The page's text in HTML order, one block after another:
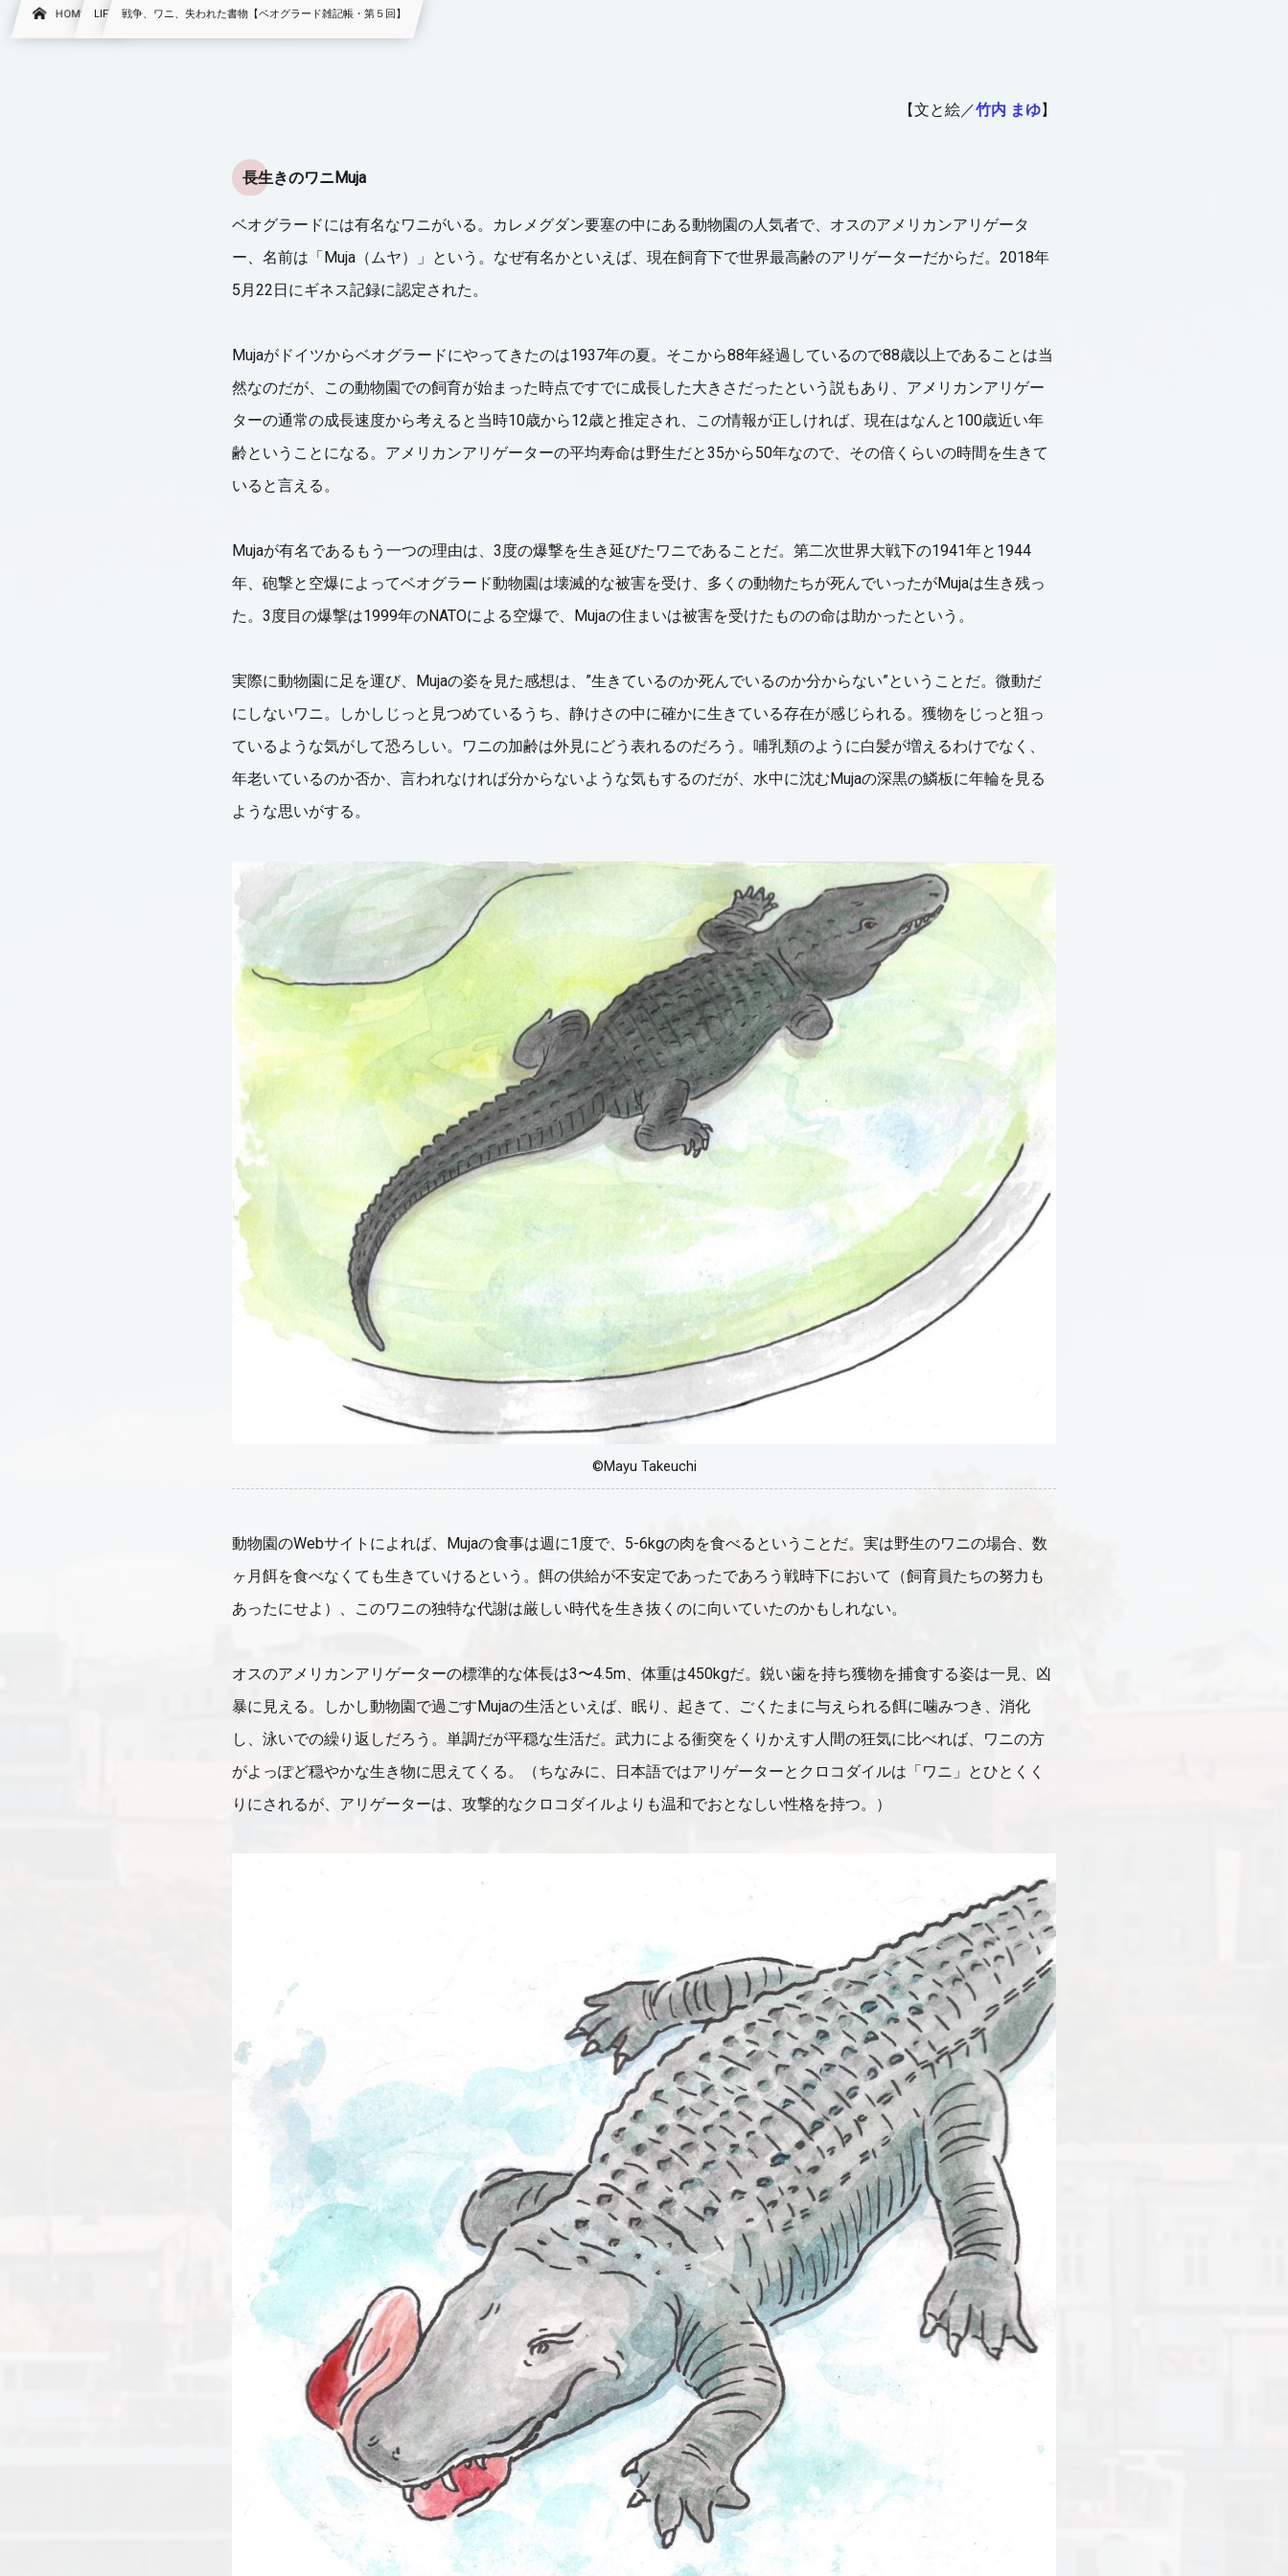
HOME LIFE 戦争、ワニ、失われた書物【ベオグラード雑記帳・第５回】
【文と絵／竹内 まゆ】
長生きのワニMuja
ベオグラードには有名なワニがいる。カレメグダン要塞の中にある動物園の人気者で、オスのアメリカンアリゲータ
ー、名前は「Muja（ムヤ）」という。なぜ有名かといえば、現在飼育下で世界最高齢のアリゲーターだからだ。2018年
5月22日にギネス記録に認定された。
Mujaがドイツからベオグラードにやってきたのは1937年の夏。そこから88年経過しているので88歳以上であることは当
然なのだが、この動物園での飼育が始まった時点ですでに成長した大きさだったという説もあり、アメリカンアリゲー
ターの通常の成長速度から考えると当時10歳から12歳と推定され、この情報が正しければ、現在はなんと100歳近い年
齢ということになる。アメリカンアリゲーターの平均寿命は野生だと35から50年なので、その倍くらいの時間を生きて
いると言える。
Mujaが有名であるもう一つの理由は、3度の爆撃を生き延びたワニであることだ。第二次世界大戦下の1941年と1944
年、砲撃と空爆によってベオグラード動物園は壊滅的な被害を受け、多くの動物たちが死んでいったがMujaは生き残っ
た。3度目の爆撃は1999年のNATOによる空爆で、Mujaの住まいは被害を受けたものの命は助かったという。
実際に動物園に足を運び、Mujaの姿を見た感想は、”生きているのか死んでいるのか分からない”ということだ。微動だ
にしないワニ。しかしじっと見つめているうち、静けさの中に確かに生きている存在が感じられる。獲物をじっと狙っ
ているような気がして恐ろしい。ワニの加齢は外見にどう表れるのだろう。哺乳類のように白髪が増えるわけでなく、
年老いているのか否か、言われなければ分からないような気もするのだが、水中に沈むMujaの深黒の鱗板に年輪を見る
ような思いがする。
©Mayu Takeuchi
動物園のWebサイトによれば、Mujaの食事は週に1度で、5-6kgの肉を食べるということだ。実は野生のワニの場合、数
ヶ月餌を食べなくても生きていけるという。餌の供給が不安定であったであろう戦時下において（飼育員たちの努力も
あったにせよ）、このワニの独特な代謝は厳しい時代を生き抜くのに向いていたのかもしれない。
オスのアメリカンアリゲーターの標準的な体長は3〜4.5m、体重は450kgだ。鋭い歯を持ち獲物を捕食する姿は一見、凶
暴に見える。しかし動物園で過ごすMujaの生活といえば、眠り、起きて、ごくたまに与えられる餌に噛みつき、消化
し、泳いでの繰り返しだろう。単調だが平穏な生活だ。武力による衝突をくりかえす人間の狂気に比べれば、ワニの方
がよっぽど穏やかな生き物に思えてくる。（ちなみに、日本語ではアリゲーターとクロコダイルは「ワニ」とひとくく
りにされるが、アリゲーターは、攻撃的なクロコダイルよりも温和でおとなしい性格を持つ。）